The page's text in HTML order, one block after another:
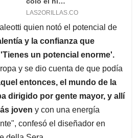
quien notó el potencial de
y la confianza que
un potencial enorme'.
y se dio cuenta de que podía
entonces, el mundo de la
dirigido por gente mayor, y allí
joven y con una energía
confesó el diseñador en